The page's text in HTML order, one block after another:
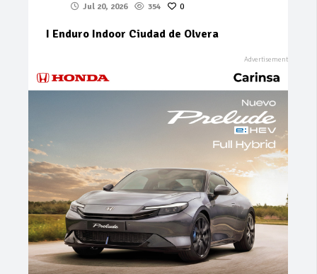
Jul 20, 2026 354 0
I Enduro Indoor Ciudad de Olvera